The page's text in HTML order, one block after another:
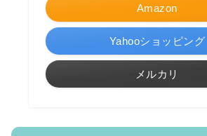
Amazon
Yahooショッピング
メルカリ